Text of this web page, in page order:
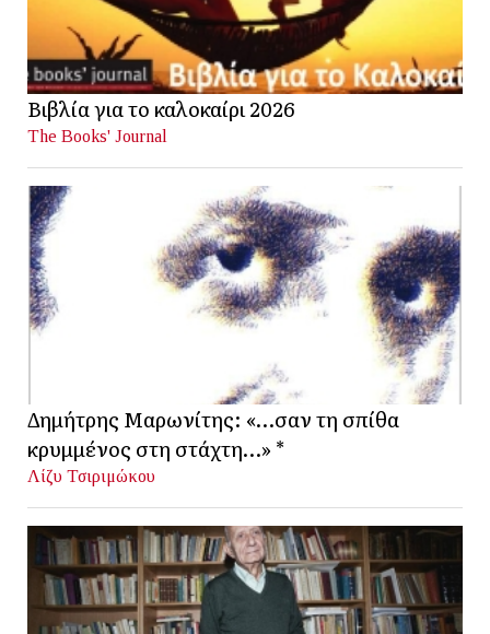
Βιβλία για το καλοκαίρι 2026
The Books' Journal
Δημήτρης Μαρωνίτης: «…σαν τη σπίθα
κρυμμένος στη στάχτη…» *
Λίζυ Τσιριμώκου